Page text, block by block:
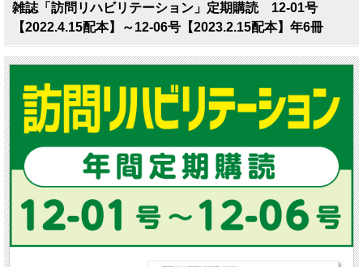
雑誌「訪問リハビリテーション」定期購読 12-01号
【2022.4.15配本】～12-06号【2023.2.15配本】年6冊